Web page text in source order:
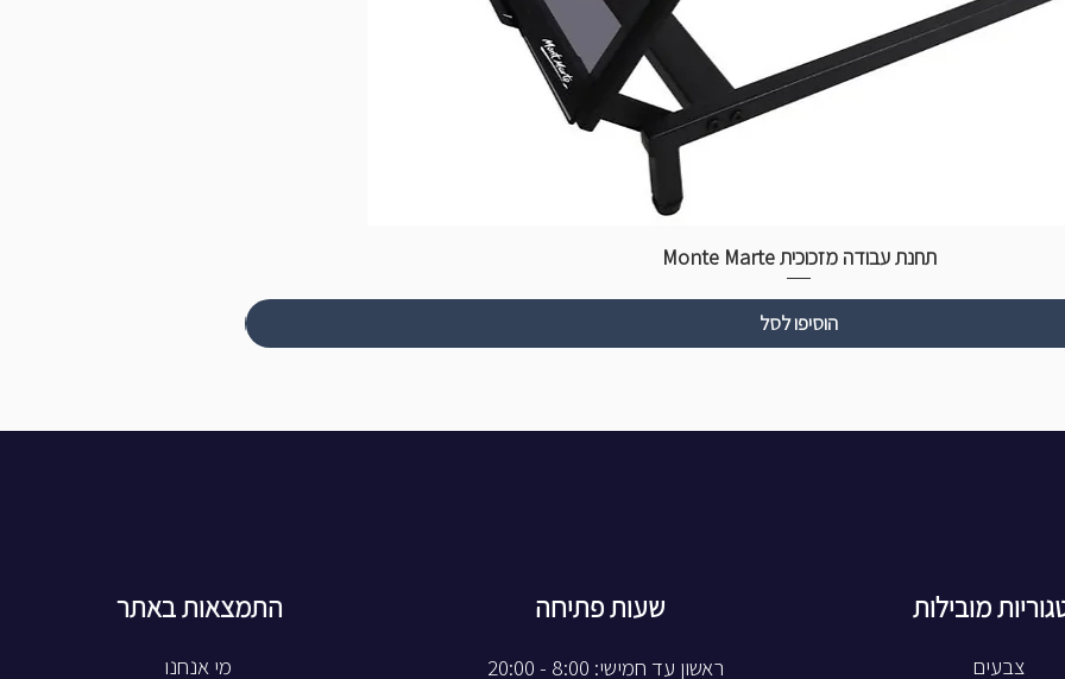
תחנת עבודה מזכוכית Monte Marte
הוסיפו לסל
התמצאות באתר שעות פתיחה
ראשון עד חמישי: 8:00 - 20:00
מובילות
צבעים